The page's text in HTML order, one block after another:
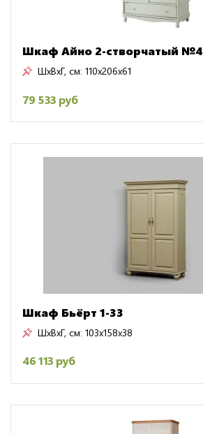
Шкаф Айно 2-створчатый №4
ШxВxГ, см: 110x206x61
79 533 руб
Шкаф Бьёрт 1-33
ШxВxГ, см: 103x158x38
46 113 руб